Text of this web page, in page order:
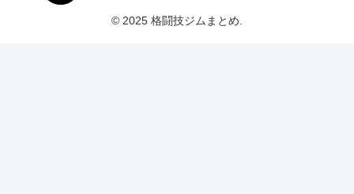
© 2025 格闘技ジムまとめ.